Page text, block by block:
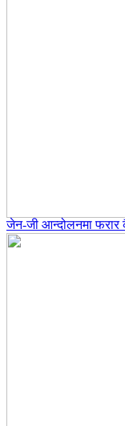
जेन-जी आन्दोलनमा